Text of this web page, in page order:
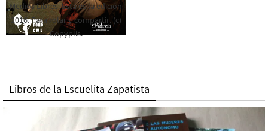
Medios Libres. Esta es la edición
2016. Para rolar y compartir. (c)
Copyplis.
Libros de la Escuelita Zapatista